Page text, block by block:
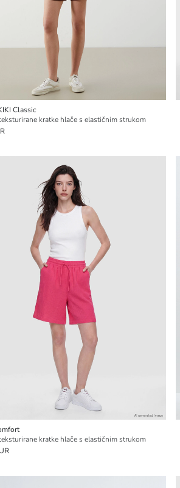
Classic
kratke hlače s elastičnim strukom
kratke hlače s elastičnim strukom